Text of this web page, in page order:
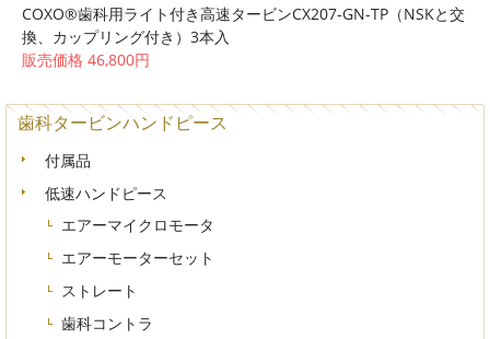
COXO®歯科用ライト付き高速タービンCX207-GN-TP（NSKと交
換、カップリング付き）3本入
販売価格 46,800円
歯科タービンハンドピース
付属品
低速ハンドピース
エアーマイクロモータ
エアーモーターセット
ストレート
歯科コントラ